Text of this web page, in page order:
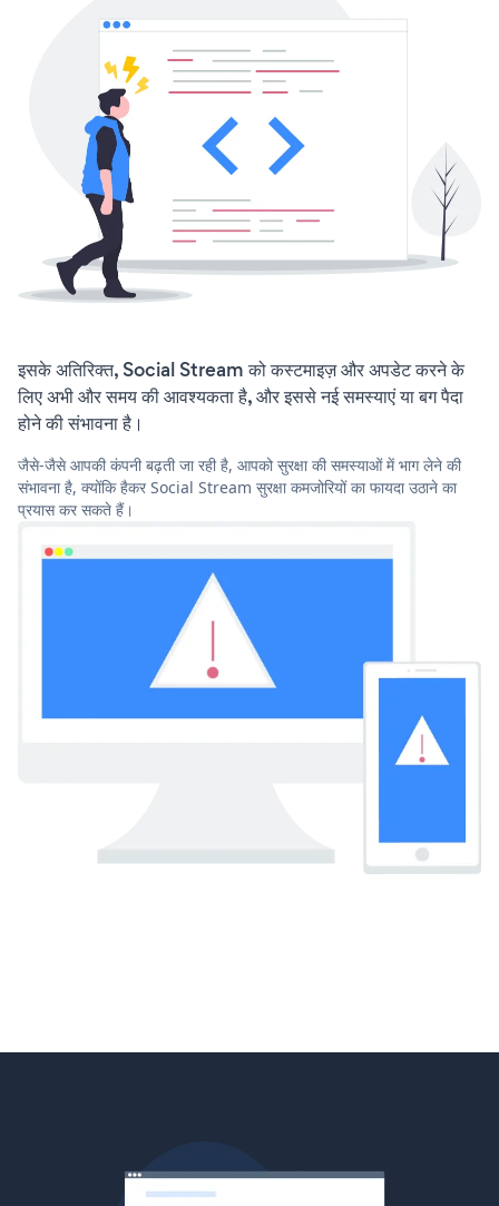
इसके अतिरिक्त, Social Stream को कस्टमाइज़ और अपडेट करने के
लिए अभी और समय की आवश्यकता है, और इससे नई समस्याएं या बग पैदा
होने की संभावना है।
जैसे-जैसे आपकी कंपनी बढ़ती जा रही है, आपको सुरक्षा की समस्याओं में भाग लेने की
संभावना है, क्योंकि हैकर Social Stream सुरक्षा कमजोरियों का फायदा उठाने का
प्रयास कर सकते हैं।